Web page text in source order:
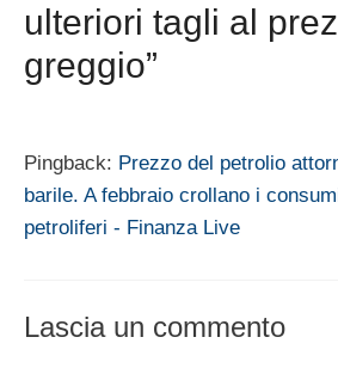
ulteriori tagli al
greggio”
Pingback: Prezzo del petrolio
barile. A febbraio crollano i
petroliferi - Finanza Live
Lascia un commento